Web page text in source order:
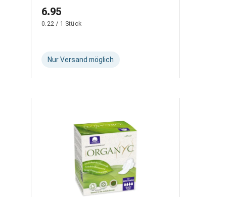
6.95
0.22 / 1 Stück
Nur Versand möglich